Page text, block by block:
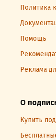
Политика
Помощь
Реклама
О
Купить